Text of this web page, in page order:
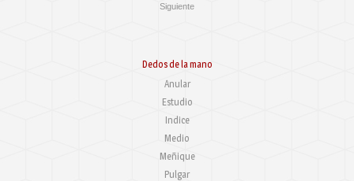
Siguiente
Dedos de la mano
Anular
Estudio
Indice
Medio
Meñique
Pulgar